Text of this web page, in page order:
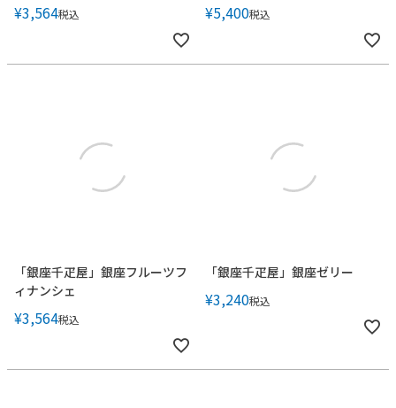
¥3,564税込 ¥5,400税込
「銀座千疋屋」銀座フルーツフ
ィナンシェ
¥3,564税込
「銀座千疋屋」銀座ゼリー
¥3,240税込